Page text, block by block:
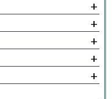
+
+
+
+
+